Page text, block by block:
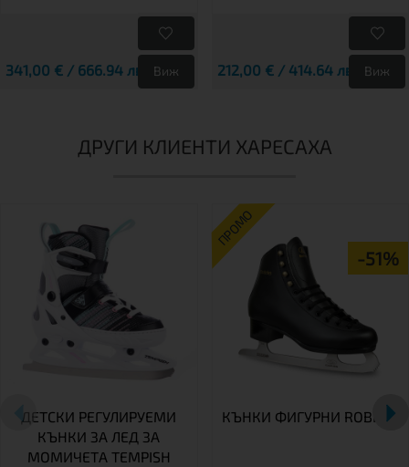
341,00 € / 666.94 лв. Виж 212,00 € / 414.64 лв. Виж
ДРУГИ КЛИЕНТИ ХАРЕСАХА
ДЕТСКИ РЕГУЛИРУЕМИ
КЪНКИ ЗА ЛЕД ЗА
МОМИЧЕТА TEMPISH
ПРОМО
-51%
КЪНКИ ФИГУРНИ ROBIN